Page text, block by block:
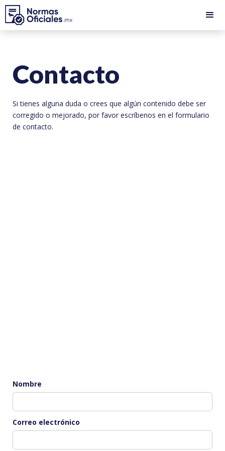
Contacto
Si tienes alguna duda o crees que algún contenido debe ser
corregido o mejorado, por favor escríbenos en el formulario
de contacto.
Nombre
Correo electrónico